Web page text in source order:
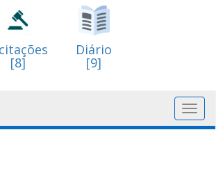
[8]
Diário
[9]